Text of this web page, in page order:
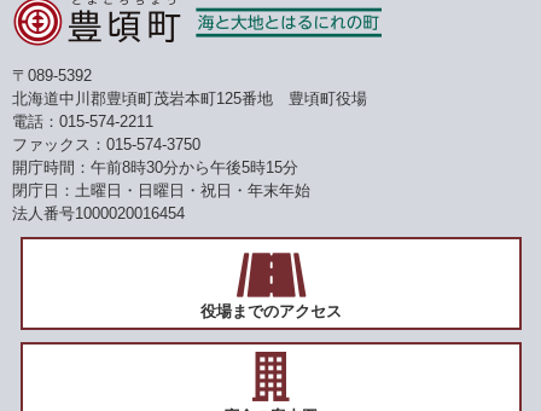
〒089-5392
北海道中川郡豊頃町茂岩本町125番地 豊頃町役場
電話：015-574-2211
ファックス：015-574-3750
開庁時間：午前8時30分から午後5時15分
閉庁日：土曜日・日曜日・祝日・年末年始
法人番号1000020016454
役場までのアクセス